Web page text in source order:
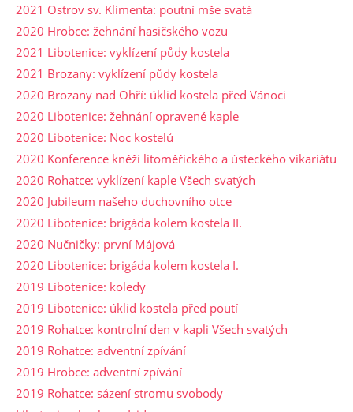
2021 Ostrov sv. Klimenta: poutní mše svatá
2020 Hrobce: žehnání hasičského vozu
2021 Libotenice: vyklízení půdy kostela
2021 Brozany: vyklízení půdy kostela
2020 Brozany nad Ohří: úklid kostela před Vánoci
2020 Libotenice: žehnání opravené kaple
2020 Libotenice: Noc kostelů
2020 Konference kněží litoměřického a ústeckého vikariátu
2020 Rohatce: vyklízení kaple Všech svatých
2020 Jubileum našeho duchovního otce
2020 Libotenice: brigáda kolem kostela II.
2020 Nučničky: první Májová
2020 Libotenice: brigáda kolem kostela I.
2019 Libotenice: koledy
2019 Libotenice: úklid kostela před poutí
2019 Rohatce: kontrolní den v kapli Všech svatých
2019 Rohatce: adventní zpívání
2019 Hrobce: adventní zpívání
2019 Rohatce: sázení stromu svobody